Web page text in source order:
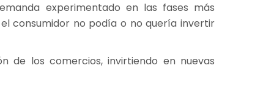
experimentado en las fases más
consumidor no podía o no quería invertir
de los comercios, invirtiendo en nuevas